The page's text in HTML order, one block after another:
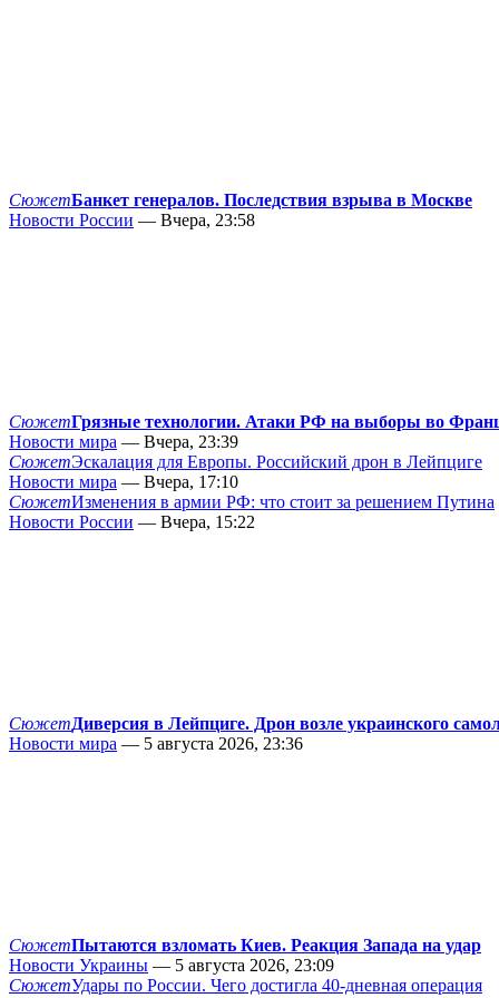
СюжетБанкет генералов. Последствия взрыва в Москве
Новости России — Вчера, 23:58
СюжетГрязные технологии. Атаки РФ на выборы во
Новости мира — Вчера, 23:39
СюжетЭскалация для Европы. Российский дрон в Лейпциге
Новости мира — Вчера, 17:10
СюжетИзменения в армии РФ: что стоит за решением Путина
Новости России — Вчера, 15:22
СюжетДиверсия в Лейпциге. Дрон возле украинского
Новости мира — 5 августа 2026, 23:36
СюжетПытаются взломать Киев. Реакция Запада на удар
Новости Украины — 5 августа 2026, 23:09
СюжетУдары по России. Чего достигла 40-дневная операция